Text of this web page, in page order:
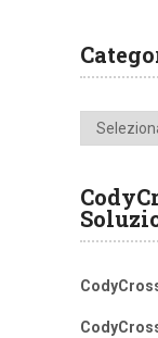
Categorie